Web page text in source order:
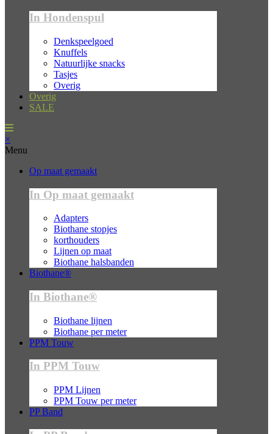
In Hondenspul
Denkspeelgoed
Knuffels
Natuurlijke snacks
Tasjes
Overig
Overig
SALE
×
Menu
Op maat gemaakt
In Op maat gemaakt
Adapters
Biothane stopjes
korthouders
Lijnen op maat
Biothane halsbanden
Biothane®
In Biothane®
Biothane lijnen
Biothane per meter
PPM Touw
In PPM Touw
PPM Lijnen
PPM Touw per meter
PP Band